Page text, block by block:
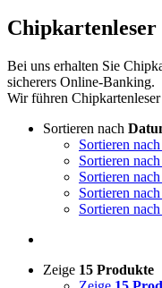
Chipkartenleser
Bei uns erhalten Sie
sicherers Online-Banking.
Wir führen
Sortieren nach
Sortieren nach
Sortieren nach
Sortieren nach
Sortieren nach
Sortieren nach
Zeige 15 Produkte